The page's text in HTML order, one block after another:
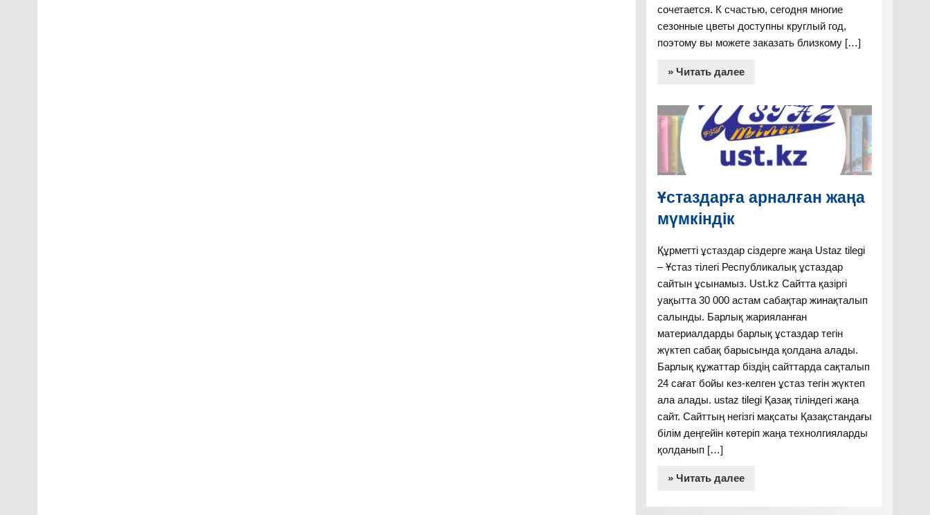
сочетается. К счастью, сегодня многие
сезонные цветы доступны круглый год,
поэтому вы можете заказать близкому […]
» Читать далее
Ұстаздарға арналған жаңа
мүмкіндік
Құрметті ұстаздар сіздерге жаңа Ustaz tilegi
– Ұстаз тілегі Республикалық ұстаздар
сайтын ұсынамыз. Ust.kz Сайтта қазіргі
уақытта 30 000 астам сабақтар жинақталып
салынды. Барлық жарияланған
материалдарды барлық ұстаздар тегін
жүктеп сабақ барысында қолдана алады.
Барлық құжаттар біздің сайттарда сақталып
24 сағат бойы кез-келген ұстаз тегін жүктеп
ала алады. ustaz tilegi Қазақ тіліндегі жаңа
сайт. Сайттың негізгі мақсаты Қазақстандағы
білім деңгейін көтеріп жаңа технолгияларды
қолданып […]
» Читать далее